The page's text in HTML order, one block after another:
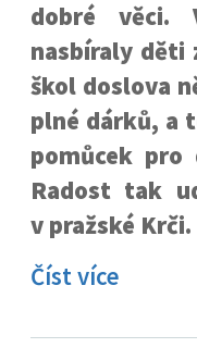
dobré věci.
nasbíraly děti
škol doslova
plné dárků, a
pomůcek pro
Radost tak
v pražské Krči.
Číst více